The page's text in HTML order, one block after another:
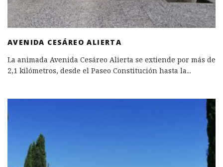
AVENIDA CESÁREO ALIERTA
La animada Avenida Cesáreo Alierta se extiende por más de
2,1 kilómetros, desde el Paseo Constitución hasta la...